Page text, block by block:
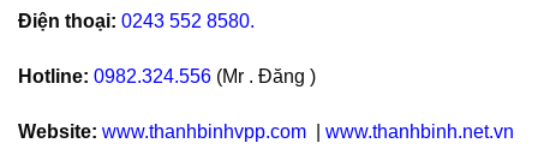
Điện thoại: 0243 552 8580.
Hotline: 0982.324.556 (Mr . Đăng )
Website: www.thanhbinhvpp.com www.thanhbinh.net.vn